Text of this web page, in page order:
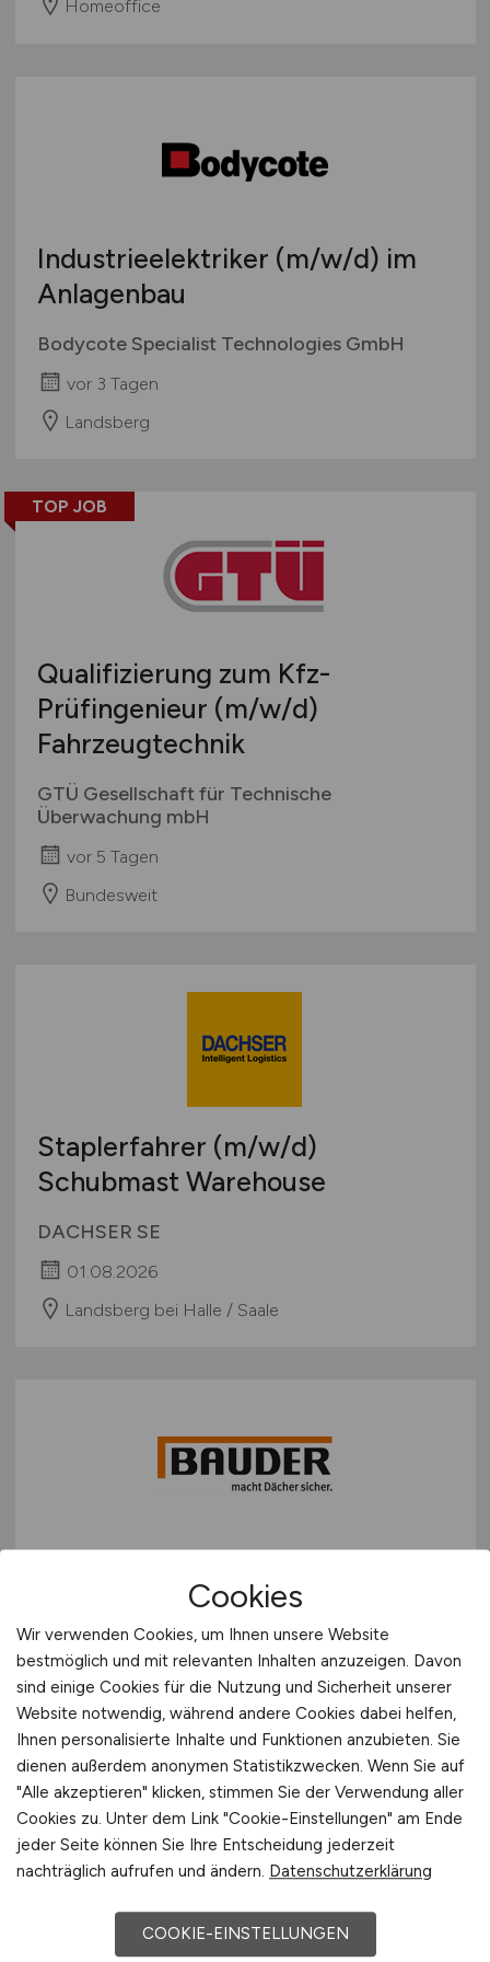
Homeoffice
Industrieelektriker (m/w/d) im
Anlagenbau
Bodycote Specialist Technologies GmbH
vor 3 Tagen
Landsberg
TOP JOB
Qualifizierung zum Kfz-
Prüfingenieur (m/w/d)
Fahrzeugtechnik
GTÜ Gesellschaft für Technische
Überwachung mbH
vor 5 Tagen
Bundesweit
Staplerfahrer (m/w/d)
Schubmast Warehouse
DACHSER SE
01.08.2026
Landsberg bei Halle / Saale
Ausbildung Kunststoff- und
Kautschuktechnologeoge*
Paul Bauder GmbH & Co. KG
01.08.2026
Landsberg
Cookies
Wir verwenden Cookies, um Ihnen unsere Website
bestmöglich und mit relevanten Inhalten anzuzeigen. Davon
sind einige Cookies für die Nutzung und Sicherheit unserer
Website notwendig, während andere Cookies dabei helfen,
Ihnen personalisierte Inhalte und Funktionen anzubieten. Sie
dienen außerdem anonymen Statistikzwecken. Wenn Sie auf
"Alle akzeptieren" klicken, stimmen Sie der Verwendung aller
Cookies zu. Unter dem Link "Cookie-Einstellungen" am Ende
jeder Seite können Sie Ihre Entscheidung jederzeit
nachträglich aufrufen und ändern. Datenschutzerklärung
COOKIE-EINSTELLUNGEN